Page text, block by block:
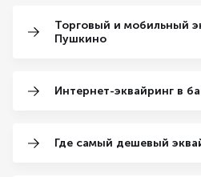
Торговый и мобильный
Пушкино
Интернет-эквайринг в
Где самый дешевый